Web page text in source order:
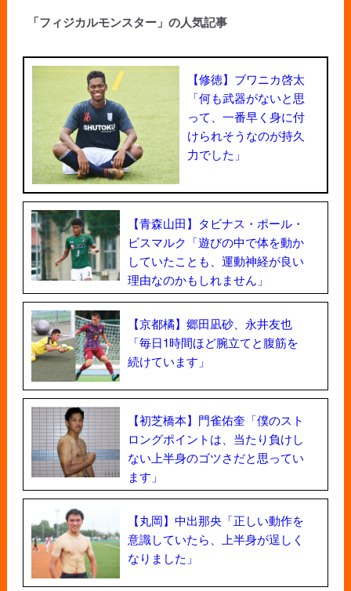
「フィジカルモンスター」の人気記事
【修徳】ブワニカ啓太
「何も武器がないと思
って、一番早く身に付
けられそうなのが持久
力でした」
【青森山田】タビナス・ポール・
ビスマルク「遊びの中で体を動か
していたことも、運動神経が良い
理由なのかもしれません」
【京都橘】郷田凪砂、永井友也
「毎日1時間ほど腕立てと腹筋を
続けています」
【初芝橋本】門雀佑奎「僕のスト
ロングポイントは、当たり負けし
ない上半身のゴツさだと思ってい
ます」
【丸岡】中出那央「正しい動作を
意識していたら、上半身が逞しく
なりました」